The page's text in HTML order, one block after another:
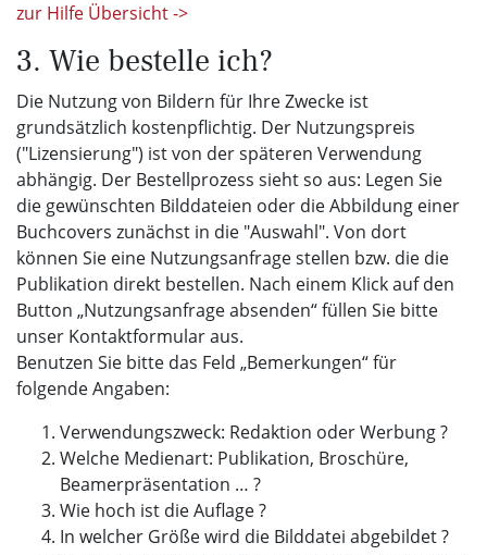
zur Hilfe Übersicht ->
3. Wie bestelle ich?
Die Nutzung von Bildern für Ihre Zwecke ist
grundsätzlich kostenpflichtig. Der Nutzungspreis
("Lizensierung") ist von der späteren Verwendung
abhängig. Der Bestellprozess sieht so aus: Legen Sie
die gewünschten Bilddateien oder die Abbildung einer
Buchcovers zunächst in die "Auswahl". Von dort
können Sie eine Nutzungsanfrage stellen bzw. die die
Publikation direkt bestellen. Nach einem Klick auf den
Button „Nutzungsanfrage absenden“ füllen Sie bitte
unser Kontaktformular aus.
Benutzen Sie bitte das Feld „Bemerkungen“ für
folgende Angaben:
Verwendungszweck: Redaktion oder Werbung ?
Welche Medienart: Publikation, Broschüre,
Beamerpräsentation … ?
Wie hoch ist die Auflage ?
In welcher Größe wird die Bilddatei abgebildet ?